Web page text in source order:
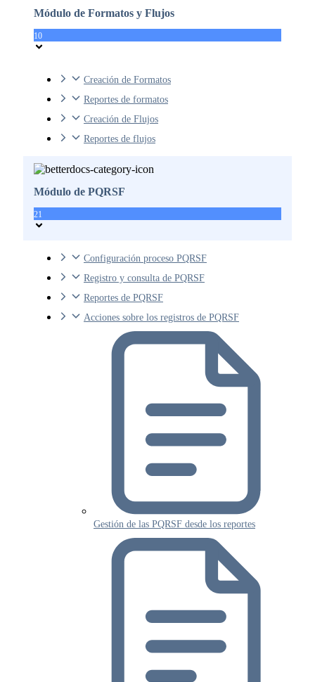
Módulo de Formatos y Flujos
10
Creación de Formatos
Reportes de formatos
Creación de Flujos
Reportes de flujos
Módulo de PQRSF
21
Configuración proceso PQRSF
Registro y consulta de PQRSF
Reportes de PQRSF
Acciones sobre los registros de PQRSF
Gestión de las PQRSF desde los reportes